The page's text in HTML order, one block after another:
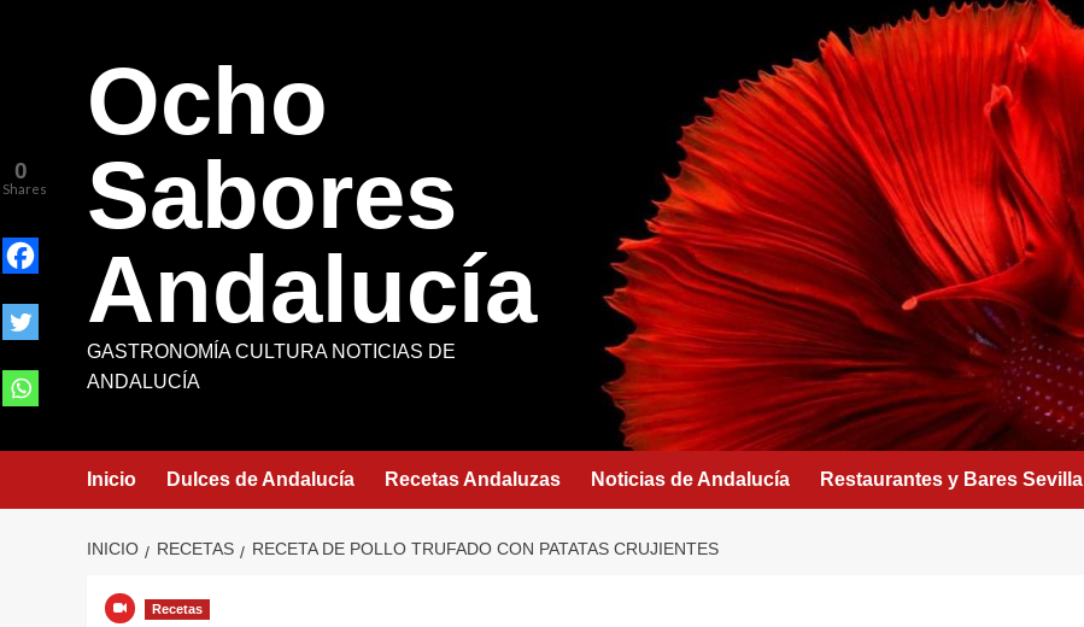
Ocho
Sabores
Andalucía
GASTRONOMÍA CULTURA NOTICIAS DE
ANDALUCÍA
Inicio Dulces de Andalucía Recetas Andaluzas Noticias de Andalucía Restaurantes y Bares Sevilla
INICIO RECETAS RECETA DE POLLO TRUFADO CON PATATAS CRUJIENTES
Recetas
0
Shares